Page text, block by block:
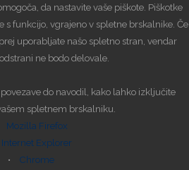
da nastavite vaše piškote. Piškotke
s funkcijo, vgrajeno v spletne brskalnike. Če
uporabljate našo spletno stran, vendar
ne bodo delovale.
do navodil, kako lahko izključite
spletnem brskalniku.
Mozilla Firefox
Internet Explorer
• Chrome